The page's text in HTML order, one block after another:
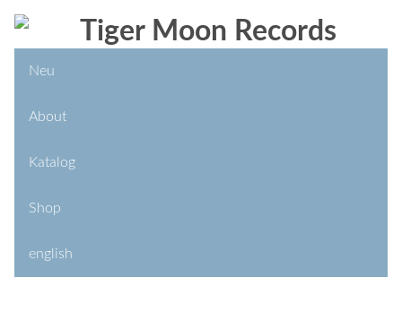
Neu
About
Katalog
Shop
english